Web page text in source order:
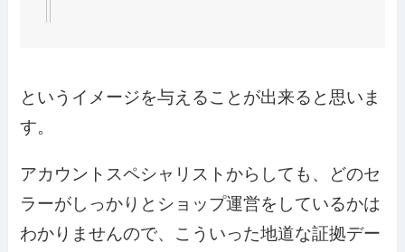
というイメージを与えることが出来ると思いま
す。
アカウントスペシャリストからしても、どのセ
ラーがしっかりとショップ運営をしているかは
わかりませんので、こういった地道な証拠デー